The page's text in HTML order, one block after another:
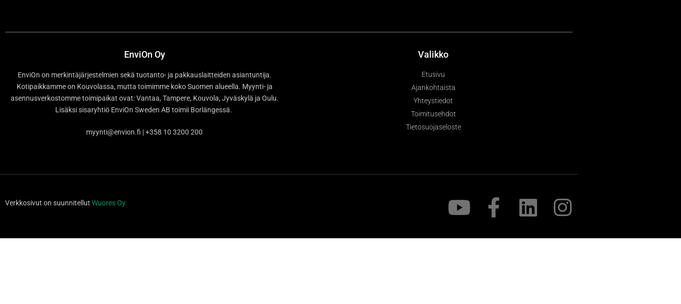
EnviOn Oy
EnviOn on merkintäjärjestelmien sekä tuotanto- ja pakkauslaitteiden asiantuntija.
Kotipaikkamme on Kouvolassa, mutta toimimme koko Suomen alueella. Myynti- ja
asennusverkostomme toimipaikat ovat: Vantaa, Tampere, Kouvola, Jyväskylä ja Oulu.
Lisäksi sisaryhtiö EnviOn Sweden AB toimii Borlängessä.
myynti@envion.fi | +358 10 3200 200
Valikko
Etusivu
Ajankohtaista
Yhteystiedot
Toimitusehdot
Tietosuojaseloste
Verkkosivut on suunnitellut Wuores Oy.